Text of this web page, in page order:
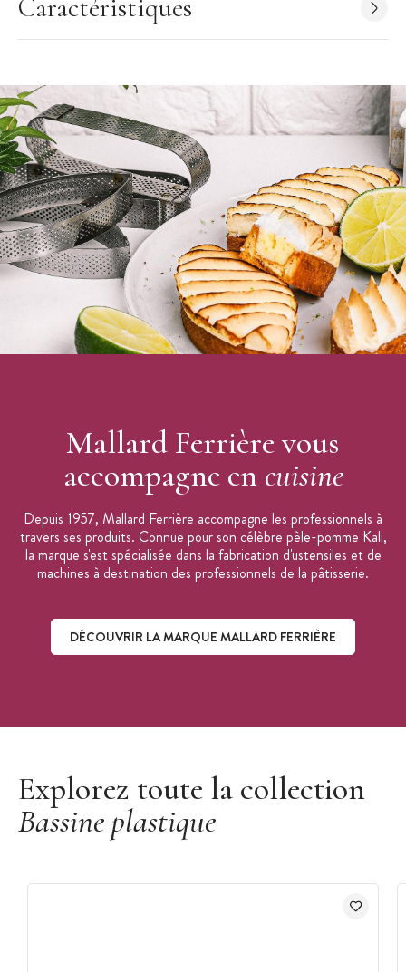
Caractéristiques
Mallard Ferrière vous
accompagne en cuisine
Depuis 1957, Mallard Ferrière accompagne les professionnels à
travers ses produits. Connue pour son célèbre pèle-pomme Kali,
la marque s'est spécialisée dans la fabrication d'ustensiles et de
machines à destination des professionnels de la pâtisserie.
DÉCOUVRIR LA MARQUE MALLARD FERRIÈRE
Explorez toute la collection
Bassine plastique